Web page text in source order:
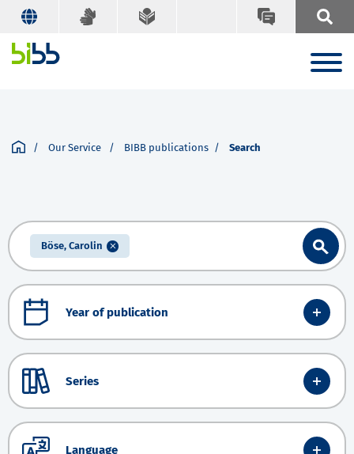
Our Service BIBB publications Search
Böse, Carolin
Year of publication
Series
Language